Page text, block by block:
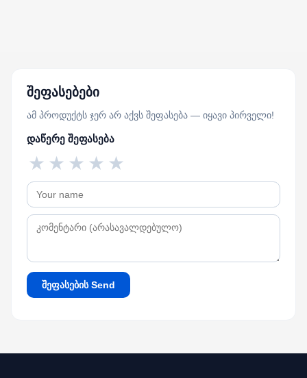
შეფასებები
ამ პროდუქტს ჯერ არ აქვს შეფასება — იყავი პირველი!
დაწერე შეფასება
★
★
★
★
★
შეფასების Send